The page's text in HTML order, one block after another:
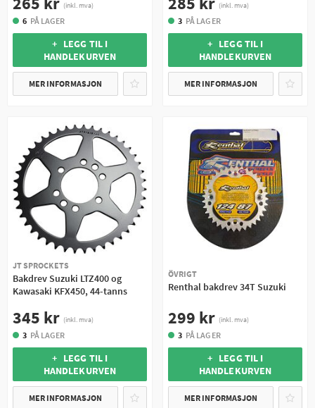
(inkl. mva)
6 PÅ LAGER
+ LEGG TIL I
HANDLEKURVEN
MER INFORMASJON
(inkl. mva)
3 PÅ LAGER
+ LEGG TIL I
HANDLEKURVEN
MER INFORMASJON
JT SPROCKETS
Bakdrev Suzuki LTZ400 og
Kawasaki KFX450, 44-tanns
345 kr (inkl. mva)
3 PÅ LAGER
+ LEGG TIL I
HANDLEKURVEN
MER INFORMASJON
ÖVRIGT
Renthal bakdrev 34T Suzuki
299 kr (inkl. mva)
3 PÅ LAGER
+ LEGG TIL I
HANDLEKURVEN
MER INFORMASJON